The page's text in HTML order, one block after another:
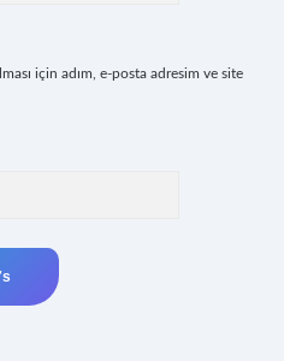
için adım, e-posta adresim ve site